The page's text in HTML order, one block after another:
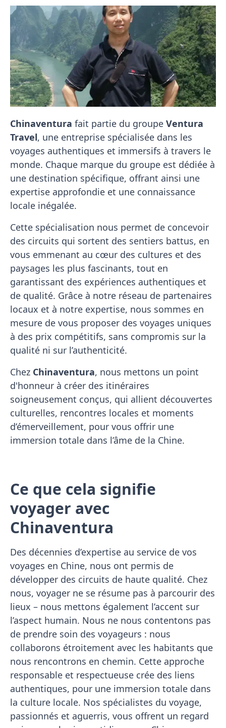
Chinaventura fait partie du groupe Ventura
Travel, une entreprise spécialisée dans les
voyages authentiques et immersifs à travers le
monde. Chaque marque du groupe est dédiée à
une destination spécifique, offrant ainsi une
expertise approfondie et une connaissance
locale inégalée.
Cette spécialisation nous permet de concevoir
des circuits qui sortent des sentiers battus, en
vous emmenant au cœur des cultures et des
paysages les plus fascinants, tout en
garantissant des expériences authentiques et
de qualité. Grâce à notre réseau de partenaires
locaux et à notre expertise, nous sommes en
mesure de vous proposer des voyages uniques
à des prix compétitifs, sans compromis sur la
qualité ni sur l’authenticité.
Chez Chinaventura, nous mettons un point
d'honneur à créer des itinéraires
soigneusement conçus, qui allient découvertes
culturelles, rencontres locales et moments
d’émerveillement, pour vous offrir une
immersion totale dans l’âme de la Chine.
Ce que cela signifie
voyager avec
Chinaventura
Des décennies d’expertise au service de vos
voyages en Chine, nous ont permis de
développer des circuits de haute qualité. Chez
nous, voyager ne se résume pas à parcourir des
lieux – nous mettons également l’accent sur
l’aspect humain. Nous ne nous contentons pas
de prendre soin des voyageurs : nous
collaborons étroitement avec les habitants que
nous rencontrons en chemin. Cette approche
responsable et respectueuse crée des liens
authentiques, pour une immersion totale dans
la culture locale. Nos spécialistes du voyage,
passionnés et aguerris, vous offrent un regard